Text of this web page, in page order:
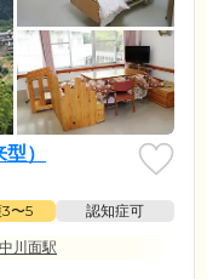
）
〜5
認知症可
川面駅